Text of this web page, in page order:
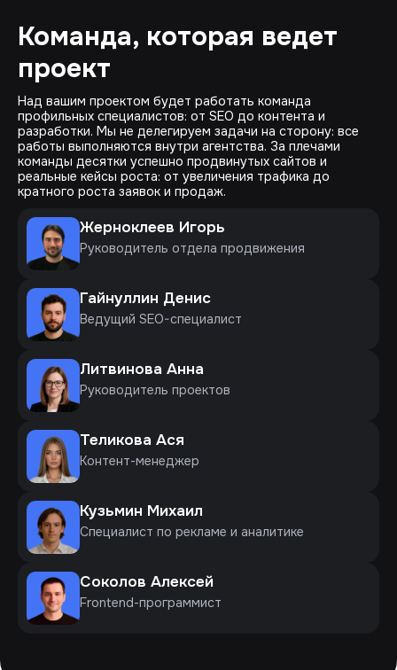
Команда, которая ведет
проект
Над вашим проектом будет работать команда
профильных специалистов: от SEO до контента и
разработки. Мы не делегируем задачи на сторону: все
работы выполняются внутри агентства. За плечами
команды десятки успешно продвинутых сайтов и
реальные кейсы роста: от увеличения трафика до
кратного роста заявок и продаж.
Жерноклеев Игорь
Руководитель отдела продвижения
Гайнуллин Денис
Ведущий SEO-специалист
Литвинова Анна
Руководитель проектов
Теликова Ася
Контент-менеджер
Кузьмин Михаил
Специалист по рекламе и аналитике
Соколов Алексей
Frontend-программист